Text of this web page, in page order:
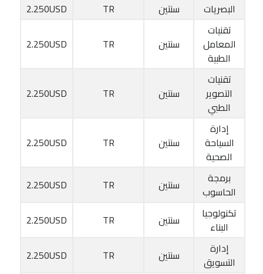
البصريات
سنتين TR
2.250USD
تقنيات
المعامل
الطبية
سنتين TR
2.250USD
تقنيات
التصوير
الطبي
سنتين TR
2.250USD
إدارة
السياحة
الصحية
سنتين TR
2.250USD
برمجة
الحاسوب
سنتين TR
2.250USD
تكنولوجيا
البناء
سنتين TR
2.250USD
إدارة
التسويق
سنتين TR
2.250USD